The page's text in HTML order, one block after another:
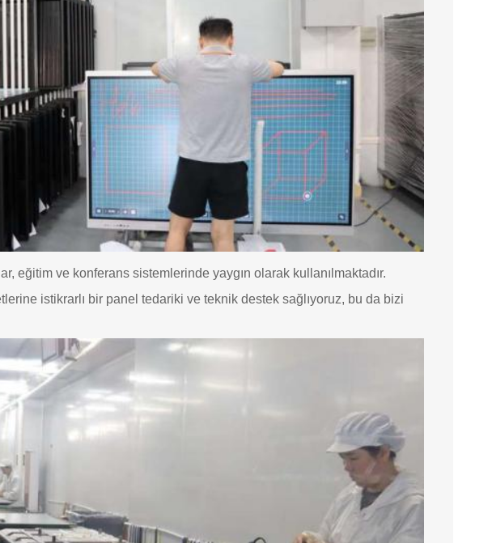
eğitim ve konferans sistemlerinde yaygın olarak kullanılmaktadır.
istikrarlı bir panel tedariki ve teknik destek sağlıyoruz, bu da bizi